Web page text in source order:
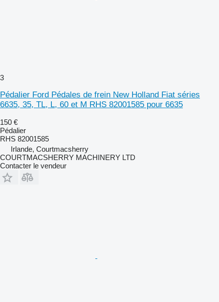
3
Pédalier Ford Pédales de frein New Holland Fiat séries
6635, 35, TL, L, 60 et M RHS 82001585 pour 6635
150 €
Pédalier
RHS 82001585
Irlande, Courtmacsherry
COURTMACSHERRY MACHINERY LTD
Contacter le vendeur